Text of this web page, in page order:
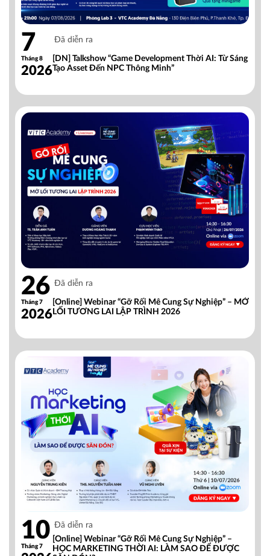
7
Tháng 8
2026
Đã diễn ra
[DN] Talkshow “Game Development Thời AI: Từ Sáng
Tạo Asset Đến NPC Thông Minh”
26
Tháng 7
2026
Đã diễn ra
[Online] Webinar “Gỡ Rối Mê Cung Sự Nghiệp” – MỞ
LỐI TƯƠNG LAI LẬP TRÌNH 2026
10
Tháng 7
Đã diễn ra
[Online] Webinar “Gỡ Rối Mê Cung Sự Nghiệp” –
HỌC MARKETING THỜI AI: LÀM SAO ĐỂ ĐƯỢC